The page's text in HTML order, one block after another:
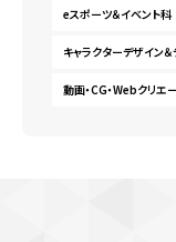
eスポーツ＆イベント科
キャラクターデザイン
動画・CG・Webクリエ